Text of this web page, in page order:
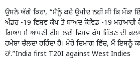
ਉਸਨੇ ਅੱਗੇ ਕਿਹਾ, “ਮੈਨੂੰ ਕਦੇ ਉਮੀਦ ਨਹੀਂ ਸੀ ਕਿ ਮੌਕਾ
ਅੰਡਰ -19 ਵਿਸ਼ਵ ਕੱਪ ਤੋਂ ਬਾਅਦ ਕੋਵਿਡ -19
ਗਿਆ। ਮੈਂ ਆਪਣੀ ਟੀਮ ਲਈ ਵਿਸ਼ਵ ਕੱਪ ਜਿੱਤਣ ਦੀ
ਹਮੇਸ਼ਾ ਚੱਲਦਾ ਰਹਿੰਦਾ ਹੈ। ਮੇਰੇ ਦਿਮਾਗ ਵਿੱਚ, ਮੈਂ ਇਸਨੂੰ
ਹਾਂ.”India first T20I against West Indies